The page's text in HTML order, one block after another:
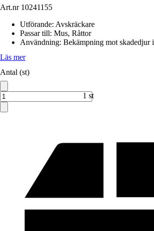
Art.nr 10241155
Utförande: Avskräckare
Passar till: Mus, Råttor
Användning: Bekämpning mot skadedjur
Läs mer
Antal (st)
1 st